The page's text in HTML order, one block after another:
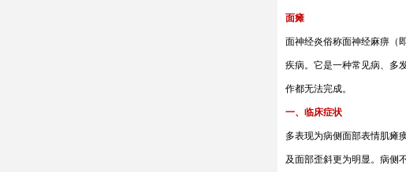
面瘫
面神经炎俗称面神经麻痹（
疾病。它是一种常见病、多
作都无法完成。
一、临床症状
多表现为病侧面部表情肌瘫
及面部歪斜更为明显。病侧